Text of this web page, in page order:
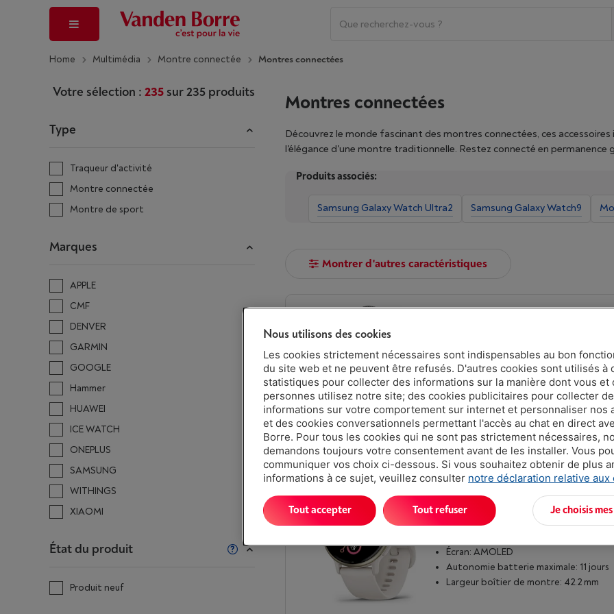
Home Multimédia Montre connectée Montres connectées
Votre sélection : 235sur235 produits
Type
Traqueur d'activité
Montre connectée
Montre de sport
Marques
APPLE
CMF
DENVER
GARMIN
GOOGLE
Hammer
HUAWEI
ICE WATCH
ONEPLUS
SAMSUNG
WITHINGS
XIAOMI
État du produit
Produit neuf
Montres connectées
Découvrez le monde fascinant des montres connectées, ces
l'élégance d'une montre traditionnelle. Restez connecté en
activités sportives grâce à des fonctionnalités avancées comme le
les Samsung Galaxy Watch, et trouvez celle qui correspond à vos
Produits associés:
Samsung Galaxy Watch Ultra2 Samsung Galaxy Watch9
Montrer d'autres caractéristiques
GOOGLE FITBIT AIR OBSIDIAN EU
Autonomie batterie maximale: 7 jours
Capacité de stockage: Pas
Écochèques: Non
Écran: AMOLED
Autonomie batterie maximale: 11 jours
Largeur boîtier de montre: 42.2 mm
Nous utilisons des cookies
Les cookies strictement nécessaires sont indispensables au bon
du site web et ne peuvent être refusés. D'autres cookies sont utilisés à
statistiques pour collecter des informations sur la manière dont vous et
personnes utilisez notre site; des cookies publicitaires pour collecter
informations sur votre comportement sur internet et personnaliser nos
et des cookies conversationnels permettant l'accès au chat en direct
Borre. Pour tous les cookies qui ne sont pas strictement nécessaires,
demandons toujours votre consentement avant de les installer. Vous
communiquer vos choix ci-dessous. Si vous souhaitez obtenir de plus
informations à ce sujet, veuillez consulter notre déclaration relative aux
Je choisis
Tout refuser
Tout accepter